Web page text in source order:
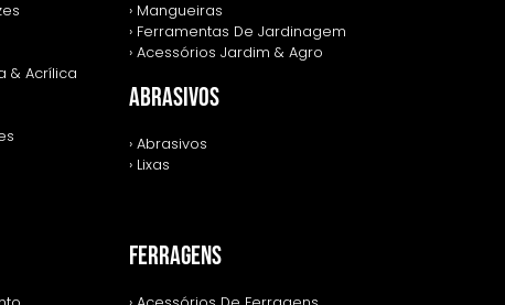
& Acrílica
› Mangueiras
› Ferramentas De Jardinagem
› Acessórios Jardim & Agro
ABRASIVOS
› Abrasivos
› Lixas
FERRAGENS